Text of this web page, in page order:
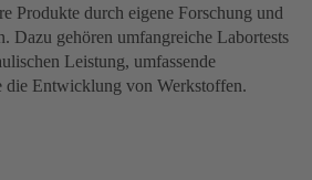
Produkte durch eigene Forschung und
Dazu gehören umfangreiche Labortests
Leistung, umfassende
die Entwicklung von Werkstoffen.